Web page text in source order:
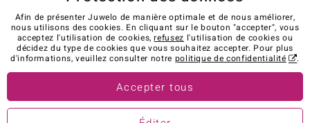
CGV Protection des données
Cookies
Mentions légales
Contact
Révocation du contrat
Visit our stores in other countries:
Afin de présenter Juwelo de manière optimale et de nous améliorer,
nous utilisons des cookies. En cliquant sur le bouton "accepter", vous
acceptez l'utilisation de cookies,refusez l'utilisation de cookies ou
décidez du type de cookies que vous souhaitez accepter. Pour plus
d'informations, veuillez consulter notre politique de confidentialité .
Accepter tous